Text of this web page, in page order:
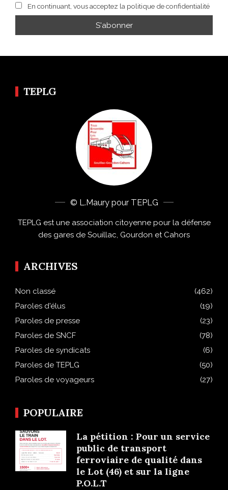
En continuant, vous acceptez la politique de confidentialité
TEPLG
© L.Maury pour TEPLG
TEPLG est une association citoyenne pour la défense
des gares de Souillac, Gourdon et Cahors
ARCHIVES
Non classé
(462)
Paroles d'élus
(19)
Paroles de presse
(23)
Paroles de SNCF
(78)
Paroles de syndicats
(6)
Paroles de TEPLG
(50)
Paroles de voyageurs
(27)
POPULAIRE
La pétition : Pour un service
public de transport
ferroviaire de qualité dans
le Lot (46) et sur la ligne
P.O.L.T